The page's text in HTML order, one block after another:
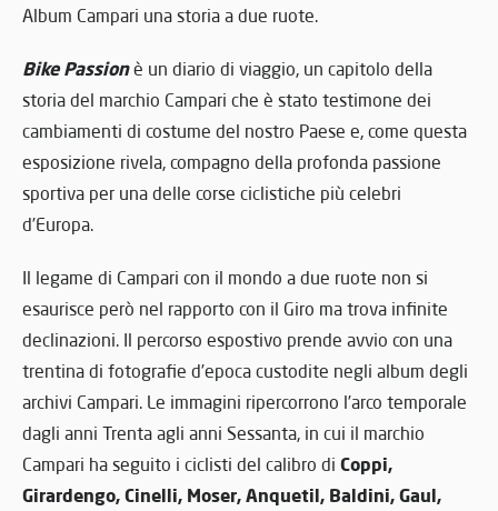
Album Campari una storia a due ruote.
Bike Passionè un diario di viaggio, un capitolo della
storia del marchio Campari che è stato testimone dei
cambiamenti di costume del nostro Paese e, come questa
esposizione rivela, compagno della profonda passione
sportiva per una delle corse ciclistiche più celebri
d’Europa.
Il legame di Campari con il mondo a due ruote non si
esaurisce però nel rapporto con il Giro ma trova infinite
declinazioni. Il percorso espostivo prende avvio con una
trentina di fotografie d’epoca custodite negli album degli
archivi Campari. Le immagini ripercorrono l’arco temporale
dagli anni Trenta agli anni Sessanta, in cui il marchio
Campari ha seguito i ciclisti del calibro di Coppi,
Girardengo, Cinelli, Moser, Anquetil, Baldini, Gaul,